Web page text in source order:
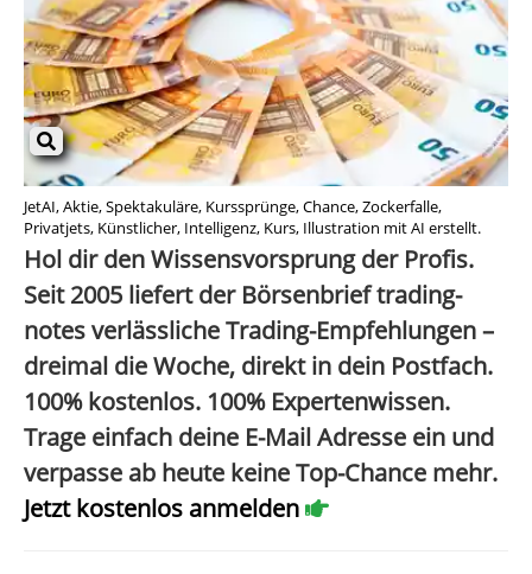
JetAI, Aktie, Spektakuläre, Kurssprünge, Chance, Zockerfalle,
Privatjets, Künstlicher, Intelligenz, Kurs, Illustration mit AI erstellt.
Hol dir den Wissensvorsprung der Profis.
Seit 2005 liefert der Börsenbrief trading-
notes verlässliche Trading-Empfehlungen –
dreimal die Woche, direkt in dein Postfach.
100% kostenlos. 100% Expertenwissen.
Trage einfach deine E-Mail Adresse ein und
verpasse ab heute keine Top-Chance mehr.
Jetzt kostenlos anmelden